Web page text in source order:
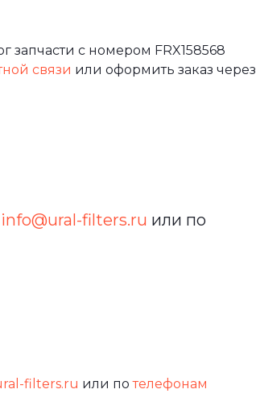
с номером FRX158568
связи или оформить заказ через
info@ural-filters.ru или по
filters.ru или потелефонам